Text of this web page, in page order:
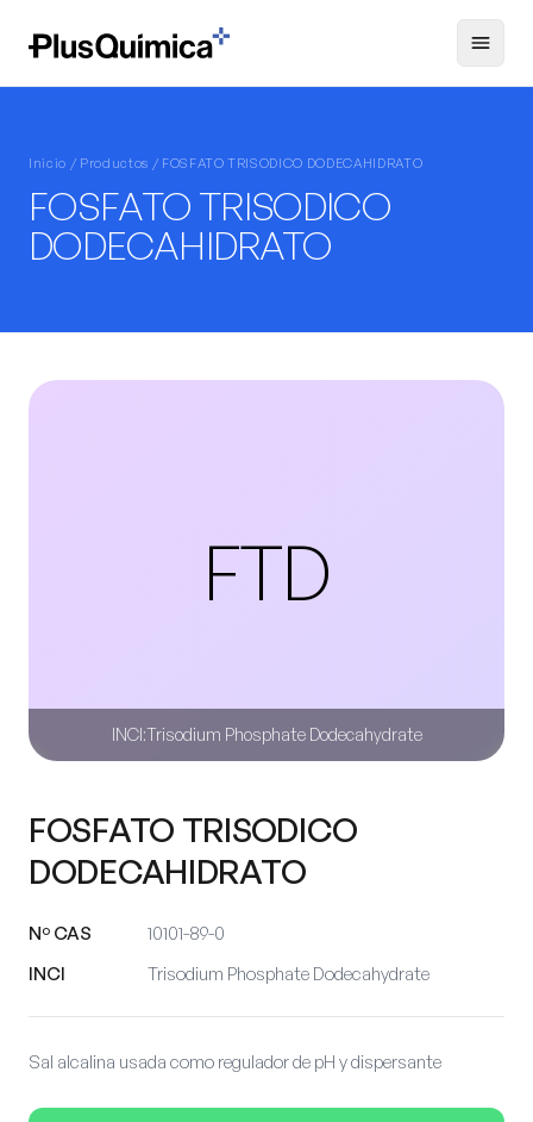
Inicio / Productos / FOSFATO TRISODICO DODECAHIDRATO
FOSFATO TRISODICO
DODECAHIDRATO
FTD
INCI:Trisodium Phosphate Dodecahydrate
FOSFATO TRISODICO
DODECAHIDRATO
Nº CAS
10101-89-0
INCI
Trisodium Phosphate Dodecahydrate
Sal alcalina usada como regulador de pH y dispersante